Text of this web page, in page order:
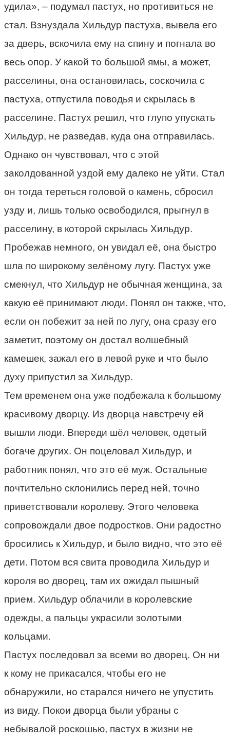
удила», – подумал пастух, но противиться не
стал. Взнуздала Хильдур пастуха, вывела его
за дверь, вскочила ему на спину и погнала во
весь опор. У какой то большой ямы, а может,
расселины, она остановилась, соскочила с
пастуха, отпустила поводья и скрылась в
расселине. Пастух решил, что глупо упускать
Хильдур, не разведав, куда она отправилась.
Однако он чувствовал, что с этой
заколдованной уздой ему далеко не уйти. Стал
он тогда тереться головой о камень, сбросил
узду и, лишь только освободился, прыгнул в
расселину, в которой скрылась Хильдур.
Пробежав немного, он увидал её, она быстро
шла по широкому зелёному лугу. Пастух уже
смекнул, что Хильдур не обычная женщина, за
какую её принимают люди. Понял он также, что,
если он побежит за ней по лугу, она сразу его
заметит, поэтому он достал волшебный
камешек, зажал его в левой руке и что было
духу припустил за Хильдур.
Тем временем она уже подбежала к большому
красивому дворцу. Из дворца навстречу ей
вышли люди. Впереди шёл человек, одетый
богаче других. Он поцеловал Хильдур, и
работник понял, что это её муж. Остальные
почтительно склонились перед ней, точно
приветствовали королеву. Этого человека
сопровождали двое подростков. Они радостно
бросились к Хильдур, и было видно, что это её
дети. Потом вся свита проводила Хильдур и
короля во дворец, там их ожидал пышный
прием. Хильдур облачили в королевские
одежды, а пальцы украсили золотыми
кольцами.
Пастух последовал за всеми во дворец. Он ни
к кому не прикасался, чтобы его не
обнаружили, но старался ничего не упустить
из виду. Покои дворца были убраны с
небывалой роскошью, пастух в жизни не